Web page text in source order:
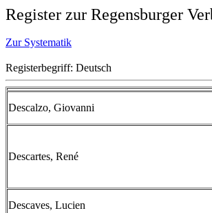
Register zur Regensburger
Zur Systematik
Registerbegriff: Deutsch
Descalzo, Giovanni
Descartes, René
Descaves, Lucien